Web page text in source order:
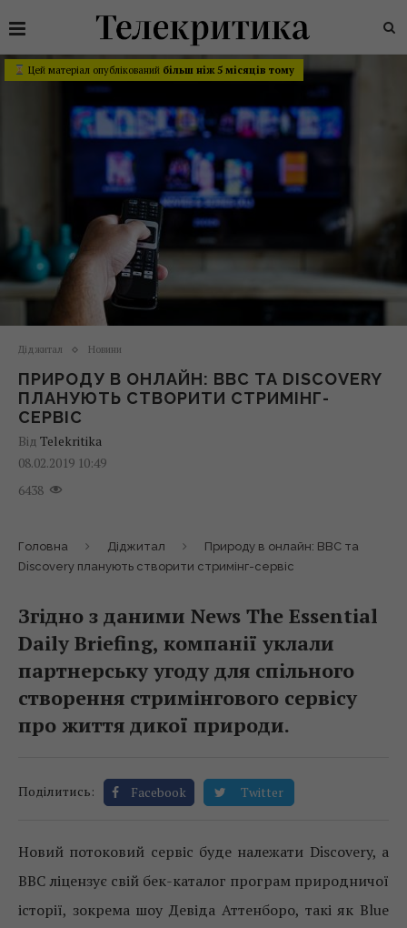
Цей матеріал опублікований більш ніж 5 місяців тому
Діджитал Новини
ПРИРОДУ В ОНЛАЙН: BBC ТА DISCOVERY
ПЛАНУЮТЬ СТВОРИТИ СТРИМІНГ-
СЕРВІС
Від Telekritika
08.02.2019 10:49
6438
Головна Діджитал
Природу в онлайн: BBC та
Discovery планують створити стримінг-сервіс
Згідно з даними News The Essential
Daily Briefing, компанії уклали
партнерську угоду для спільного
створення стримінгового сервісу
про життя дикої природи.
Поділитись: Facebook Twitter
Новий потоковий сервіс буде належати Discovery, а
BBC ліцензує свій бек-каталог програм природничої
історії, зокрема шоу Девіда Аттенборо, такі як Blue